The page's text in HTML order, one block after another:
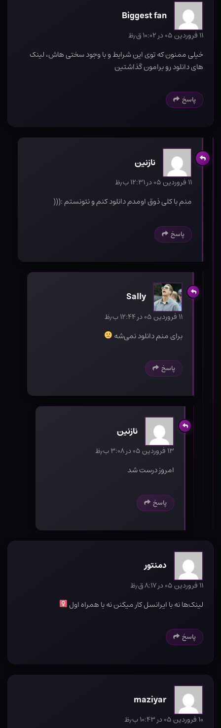
Biggest fan
۱۱ فروردین ۰۵ در ۱۰:۰۲ ق٫ظ
خیلی ممنون که توی این شرایط و با وجود سختی هاش، لینک
های دانلود رو برامون گذاشتین
پاسخ
نازنین
۱۱ فروردین ۰۵ در ۱۲:۳۱ ب٫ظ
منم با کلی ذوق اومدم دانلود کنم و نتونستم :(((
پاسخ
Sally
۱۱ فروردین ۰۵ در ۱۲:۴۴ ب٫ظ
برای منم دانلود نمی‌شه
پاسخ
نازنین
۱۳ فروردین ۰۵ در ۳:۰۸ ب٫ظ
امروز درست شد
پاسخ
دمنتور
۱۱ فروردین ۰۵ در ۸:۱۷ ق٫ظ
لینک‌ها نه با ایرانسل کار میکنن نه با همراه اول ‍
پاسخ
maziyar
۱۰ فروردین ۰۵ در ۱۰:۴۳ ب٫ظ